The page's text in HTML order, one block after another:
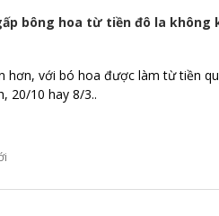
bông hoa từ tiền đô la không
hơn, với bó hoa được làm từ tiền
20/10 hay 8/3..